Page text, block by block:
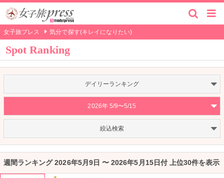
女子旅プレス 気分で探す(キレイになりたい)
Spot Ranking
デイリーランキング
2026年 5/9〜5/15
絞込検索
週間ランキング 2026年5月9日 〜 2026年5月15日付 上位30件を表示